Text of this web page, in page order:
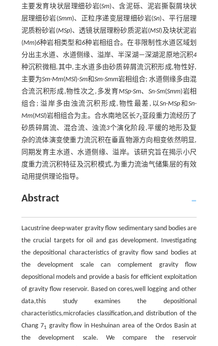
主要发育块状层理细砂岩(Sm)、含泥砾、泥岩撕裂屑块状
层理细砂岩(Smm)、正粒序递变层理细砂岩(Sn)、平行层理
泥质粉砂岩(MSp)、透镜状层理粉砂质泥岩(MSl)及块状泥岩
(Mm)6种岩相类型和6种岩相组合。在非限制性水道区域划
分出主水道、水道侧缘、溢岸、半深湖—深湖泥原地沉积4
种沉积微相,其中,主水道多由砂质碎屑流沉积形成,物性好,
主要为Sm-Mm(MSl)-Sm和Sm-Smm岩相组合; 水道侧缘多由混
合流沉积形成,物性次之,多发育MSp-Sm、Sn-Sm(Smm)岩相
组合; 溢岸多由浊流沉积形成,物性最差,以Sn-MSp和Sn-
Mm(MSl)岩相组合为主。合水南地区长71亚段重力流经历了
砂质碎屑流、混合流、浊流3个演化阶段,平缓的地形及复
杂的流体演变使重力流沉积在垂直物源方向相变依然明显,
同期发育主水道、水道侧缘、溢岸。该研究旨在揭示小尺
度重力流沉积特征及沉积模式,为重力流油气储集层的有效
动用提供理论指导。
Abstract
Lacustrine deep-water gravity flow sedimentary sand bodies are
the crucial targets for oil and gas development. Investigating
the depositional characteristics of gravity flow sand bodies at
the development scale can complement gravity flow
depositional models and provide a basis for efficient exploitation
of gravity flow reservoir. Based on cores,well logging and other
data,this study examines the depositional
characteristics,microfacies classification,and distribution of the
Chang 71 gravity flow in Heshuinan area of the Ordos Basin at
the development scale. We compare the reservoir